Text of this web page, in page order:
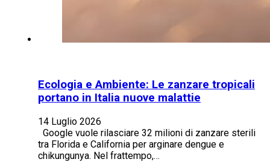
Ecologia e Ambiente: Le zanzare tropicali
portano in Italia nuove malattie
14 Luglio 2026
Google vuole rilasciare 32 milioni di zanzare sterili
tra Florida e California per arginare dengue e
chikungunya. Nel frattempo,…